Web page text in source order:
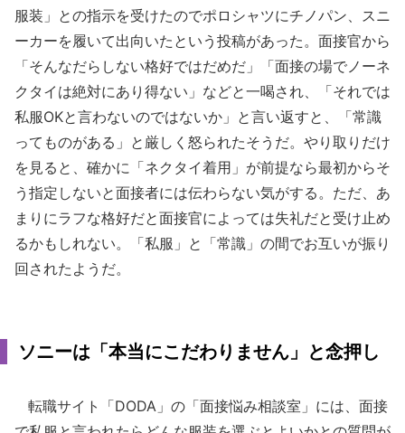
服装」との指示を受けたのでポロシャツにチノパン、スニ
ーカーを履いて出向いたという投稿があった。面接官から
「そんなだらしない格好ではだめだ」「面接の場でノーネ
クタイは絶対にあり得ない」などと一喝され、「それでは
私服OKと言わないのではないか」と言い返すと、「常識
ってものがある」と厳しく怒られたそうだ。やり取りだけ
を見ると、確かに「ネクタイ着用」が前提なら最初からそ
う指定しないと面接者には伝わらない気がする。ただ、あ
まりにラフな格好だと面接官によっては失礼だと受け止め
るかもしれない。「私服」と「常識」の間でお互いが振り
回されたようだ。
ソニーは「本当にこだわりません」と念押し
転職サイト「DODA」の「面接悩み相談室」には、面接